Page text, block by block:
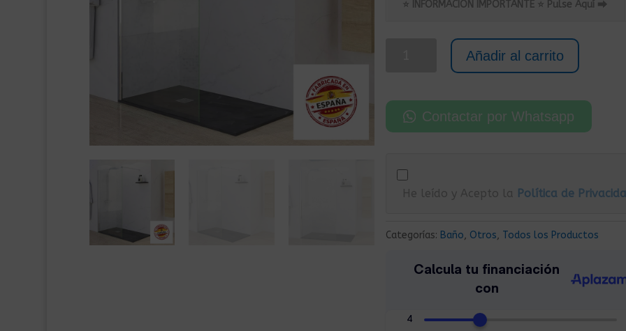
original
255,00€.
actual
155,00€.
⭐ INFORMACIÓN IMPORTANTE ⭐ Pulse Aquí ⮕
Vidrio
Templado
80x200
Grosor
Añadir al carrito
Contactar por Whatsapp
He leído y Acepto la Política de
Categorías: Baño, Otros, Todos los Productos